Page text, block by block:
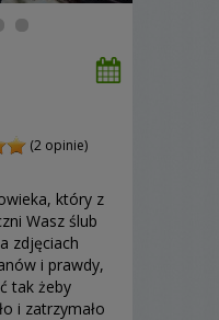
(2 opinie)
który z
Wasz ślub
zdjęciach
i prawdy,
tak żeby
i zatrzymało